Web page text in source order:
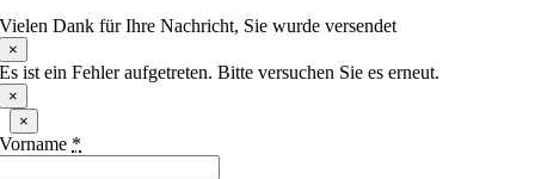
Vielen Dank für Ihre Nachricht, Sie wurde versendet
×
Es ist ein Fehler aufgetreten. Bitte versuchen Sie es erneut.
×
×
Vorname *